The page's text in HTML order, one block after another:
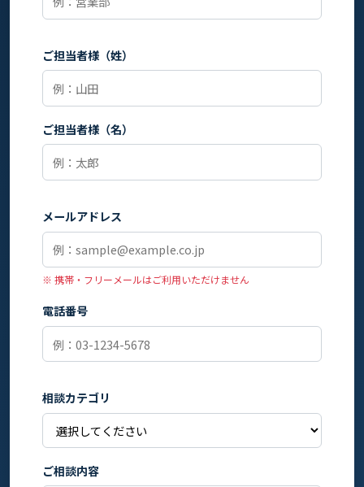
ご担当者様（姓）
ご担当者様（名）
メールアドレス
※ 携帯・フリーメールはご利用いただけません
電話番号
相談カテゴリ
ご相談内容